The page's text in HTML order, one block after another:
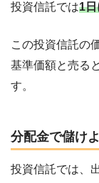
投資信託では1日
この投資信託の
基準価額と売る
す。
分配金で儲け
投資信託では、